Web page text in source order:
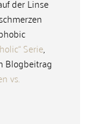
der Linse
Serie,
Blogbeitrag
vs.